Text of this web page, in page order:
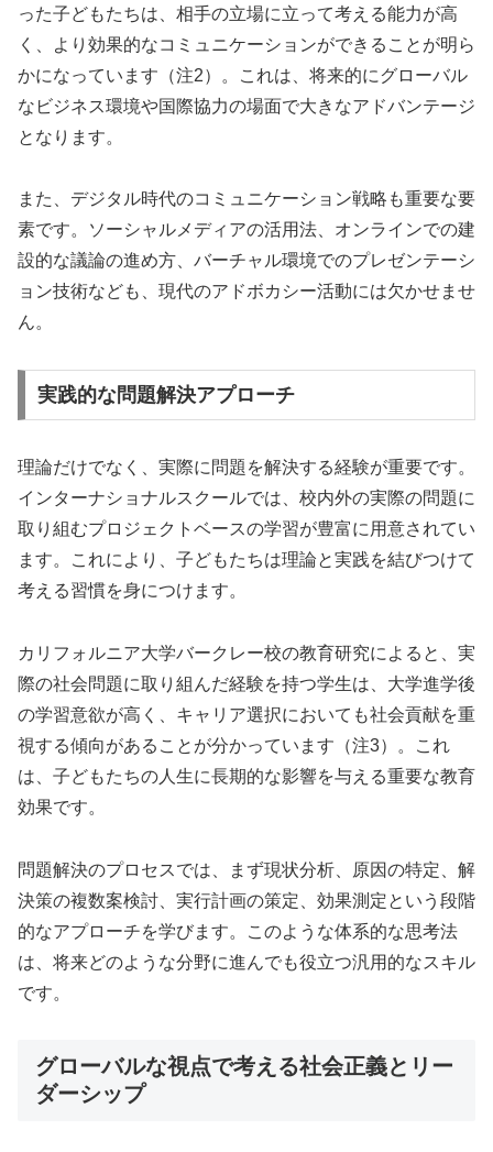
った子どもたちは、相手の立場に立って考える能力が高
く、より効果的なコミュニケーションができることが明ら
かになっています（注2）。これは、将来的にグローバル
なビジネス環境や国際協力の場面で大きなアドバンテージ
となります。
また、デジタル時代のコミュニケーション戦略も重要な要
素です。ソーシャルメディアの活用法、オンラインでの建
設的な議論の進め方、バーチャル環境でのプレゼンテーシ
ョン技術なども、現代のアドボカシー活動には欠かせませ
ん。
実践的な問題解決アプローチ
理論だけでなく、実際に問題を解決する経験が重要です。
インターナショナルスクールでは、校内外の実際の問題に
取り組むプロジェクトベースの学習が豊富に用意されてい
ます。これにより、子どもたちは理論と実践を結びつけて
考える習慣を身につけます。
カリフォルニア大学バークレー校の教育研究によると、実
際の社会問題に取り組んだ経験を持つ学生は、大学進学後
の学習意欲が高く、キャリア選択においても社会貢献を重
視する傾向があることが分かっています（注3）。これ
は、子どもたちの人生に長期的な影響を与える重要な教育
効果です。
問題解決のプロセスでは、まず現状分析、原因の特定、解
決策の複数案検討、実行計画の策定、効果測定という段階
的なアプローチを学びます。このような体系的な思考法
は、将来どのような分野に進んでも役立つ汎用的なスキル
です。
グローバルな視点で考える社会正義とリー
ダーシップ